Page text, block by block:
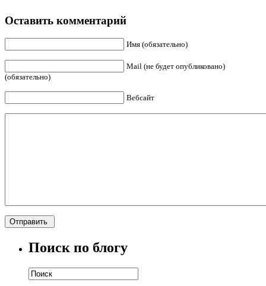
Оставить комментарий
Имя (обязательно)
Mail (не будет опубликовано)
(обязательно)
Вебсайт
Поиск по блогу